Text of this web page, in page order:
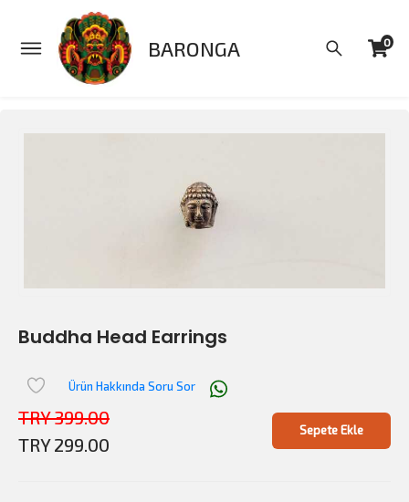
BARONGA 0
Buddha Head Earrings
Ürün Hakkında Soru Sor
TRY 399.00
TRY 299.00
Sepete Ekle